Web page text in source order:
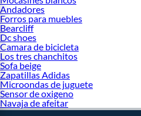
Andadores
Forros para muebles
Bearcliff
Dc shoes
Camara de bicicleta
Los tres chanchitos
Sofa beige
Zapatillas Adidas
Microondas de juguete
Sensor de oxigeno
Navaja de afeitar